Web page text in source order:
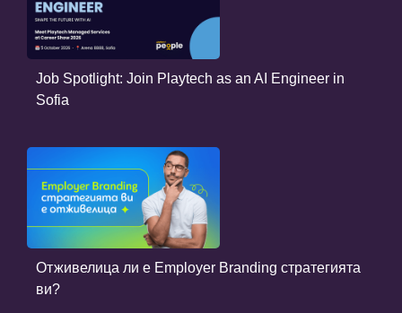
Job Spotlight: Join Playtech as an AI Engineer in
Sofia
Отживелица ли е Employer Branding стратегията
ви?